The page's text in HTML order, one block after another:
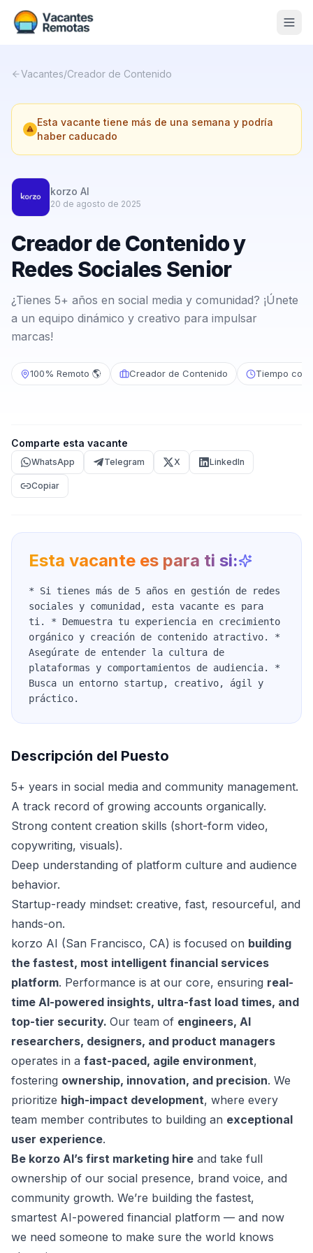
Nosotros
Contacto
Calculadora Freelance
Vacantes/Creador de Contenido
Esta vacante tiene más de una semana y podría
haber caducado
korzo AI
20 de agosto de 2025
Creador de Contenido y
Redes Sociales Senior
¿Tienes 5+ años en social media y comunidad? ¡Únete
a un equipo dinámico y creativo para impulsar
marcas!
100% Remoto 🌎 Creador de Contenido Tiempo
Comparte esta vacante
WhatsApp Telegram X LinkedIn
Copiar
Esta vacante es para ti si:
* Si tienes más de 5 años en gestión de redes
sociales y comunidad, esta vacante es para
ti. * Demuestra tu experiencia en crecimiento
orgánico y creación de contenido atractivo. *
Asegúrate de entender la cultura de
plataformas y comportamientos de audiencia. *
Busca un entorno startup, creativo, ágil y
práctico.
Descripción del Puesto
5+ years in social media and community management.
A track record of growing accounts organically.
Strong content creation skills (short-form video,
copywriting, visuals).
Deep understanding of platform culture and audience
behavior.
Startup-ready mindset: creative, fast, resourceful, and
hands-on.
korzo AI (San Francisco, CA) is focused on building
the fastest, most intelligent financial services
platform. Performance is at our core, ensuring real-
time AI-powered insights, ultra-fast load times, and
top-tier security. Our team of engineers, AI
researchers, designers, and product managers
operates in a fast-paced, agile environment,
fostering ownership, innovation, and precision. We
prioritize high-impact development, where every
team member contributes to building an exceptional
user experience.
Be korzo AI’s first marketing hire and take full
ownership of our social presence, brand voice, and
community growth. We’re building the fastest,
smartest AI-powered financial platform — and now
we need someone to make sure the world knows